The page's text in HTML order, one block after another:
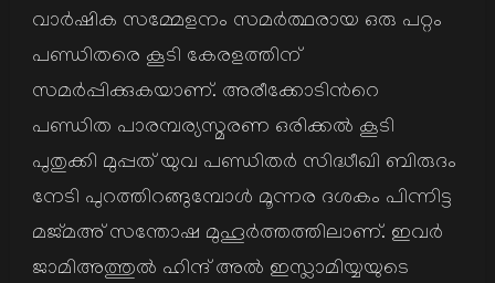
വാര്‍ഷിക സമ്മേളനം സമര്‍ത്ഥരായ ഒരു പറ്റം
പണ്ഡിതരെ കൂടി കേരളത്തിന്
സമര്‍പ്പിക്കുകയാണ്. അരീക്കോടിന്‍റെ
പണ്ഡിത പാരമ്പര്യസ്മരണ ഒരിക്കല്‍ കൂടി
പുതുക്കി മുപ്പത് യുവ പണ്ഡിതര്‍ സിദ്ധീഖി ബിരുദം
നേടി പുറത്തിറങ്ങുമ്പോള്‍ മൂന്നര ദശകം പിന്നിട്ട
മജ്മഅ് സന്തോഷ മുഹൂര്‍ത്തത്തിലാണ്. ഇവര്‍
ജാമിഅത്തുല്‍ ഹിന്ദ് അല്‍ ഇസ്ലാമിയ്യയുടെ